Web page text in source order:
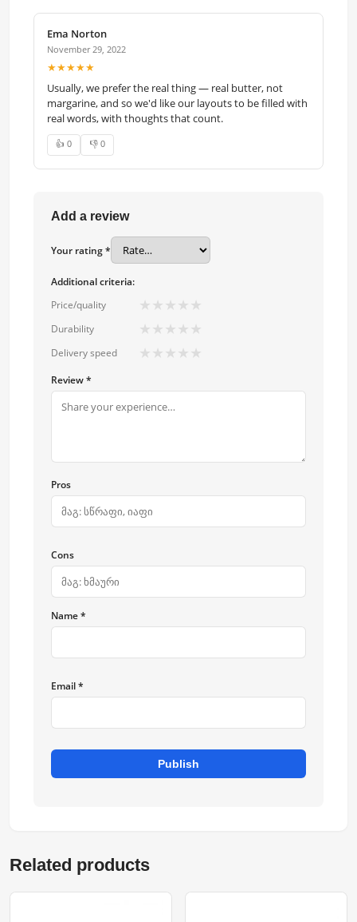
Ema Norton
November 29, 2022
★★★★★
Usually, we prefer the real thing — real butter, not
margarine, and so we'd like our layouts to be filled with
real words, with thoughts that count.
👍 0 👎 0
Add a review
Your rating *
Additional criteria:
Price/quality
★ ★ ★ ★ ★
Durability ★ ★ ★ ★ ★
Delivery speed ★ ★ ★ ★ ★
Review *
Pros
Cons
Name *
Email *
Publish
Related products